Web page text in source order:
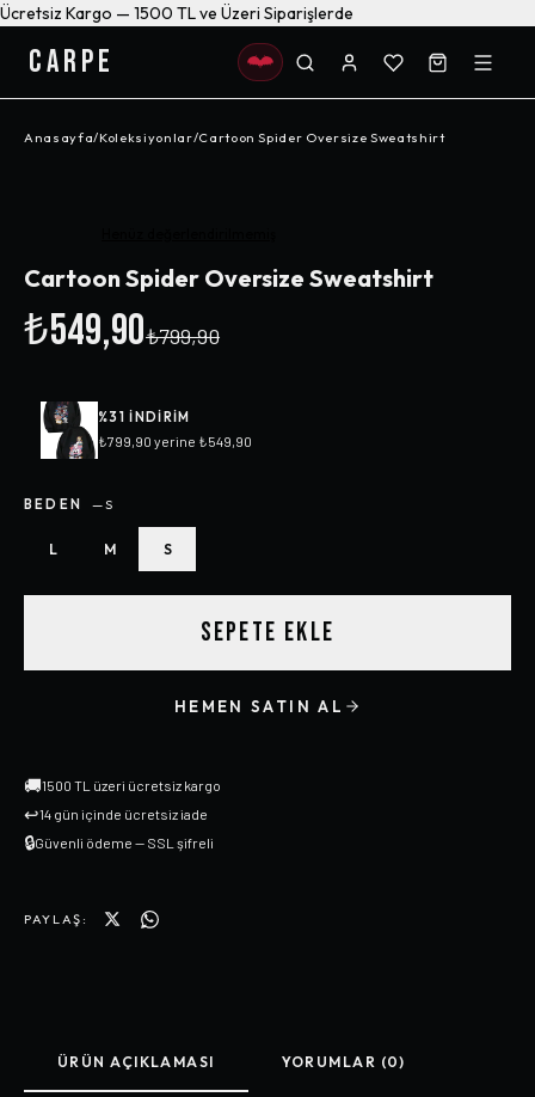
Ücretsiz Kargo — 1500 TL ve Üzeri Siparişlerde
CARPE
Anasayfa/Koleksiyonlar/Cartoon Spider Oversize Sweatshirt
Cartoon Spider Oversize Sweatshirt
₺549,90₺799,90
%31 INDIRIM
₺799,90 yerine ₺549,90
BEDEN —S
L M S
SEPETE EKLE
HEMEN SATIN AL
🚚1500 TL üzeri ücretsiz kargo
↩14 gün içinde ücretsiz iade
🔒Güvenli ödeme — SSL şifreli
PAYLAŞ:
ÜRÜN AÇIKLAMASI YORUMLAR (0)